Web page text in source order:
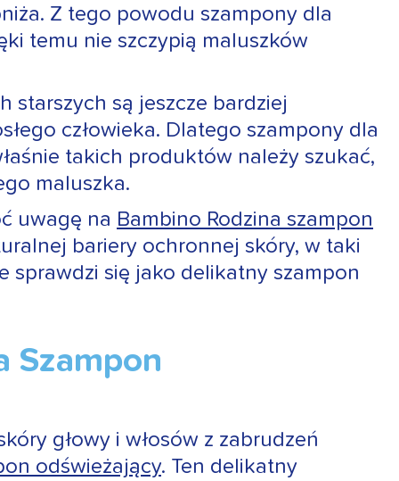
Z tego powodu szampony dla
temu nie szczypią maluszków
starszych są jeszcze bardziej
człowieka. Dlatego szampony dla
takich produktów należy szukać,
maluszka.
uwagę na Bambino Rodzina szampon
bariery ochronnej skóry, w taki
sprawdzi się jako delikatny szampon
Szampon
głowy i włosów z zabrudzeń
odświeżający. Ten delikatny